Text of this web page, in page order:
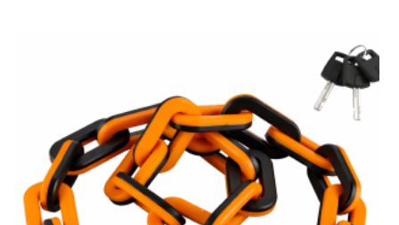
DEPORTES
FITNESS
JUGUETES